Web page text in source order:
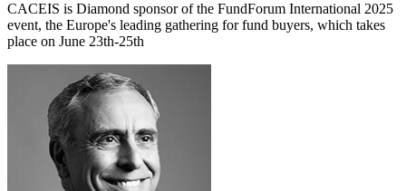
CACEIS is Diamond sponsor of the FundForum International 2025
event, the Europe's leading gathering for fund buyers, which takes
place on June 23th-25th